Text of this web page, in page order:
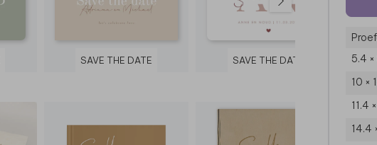
SAVE THE DATE SAVE THE DATE
5.4 ×
10 ×
11.4
14.4